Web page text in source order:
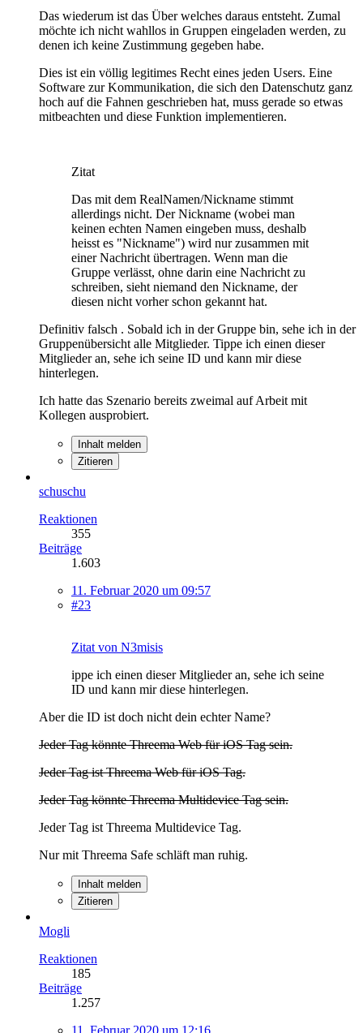
Das wiederum ist das Über welches daraus entsteht. Zumal
möchte ich nicht wahllos in Gruppen eingeladen werden, zu
denen ich keine Zustimmung gegeben habe.
Dies ist ein völlig legitimes Recht eines jeden Users. Eine
Software zur Kommunikation, die sich den Datenschutz ganz
hoch auf die Fahnen geschrieben hat, muss gerade so etwas
mitbeachten und diese Funktion implementieren.
Zitat
Das mit dem RealNamen/Nickname stimmt
allerdings nicht. Der Nickname (wobei man
keinen echten Namen eingeben muss, deshalb
heisst es "Nickname") wird nur zusammen mit
einer Nachricht übertragen. Wenn man die
Gruppe verlässt, ohne darin eine Nachricht zu
schreiben, sieht niemand den Nickname, der
diesen nicht vorher schon gekannt hat.
Definitiv falsch . Sobald ich in der Gruppe bin, sehe ich in der
Gruppenübersicht alle Mitglieder. Tippe ich einen dieser
Mitglieder an, sehe ich seine ID und kann mir diese
hinterlegen.
Ich hatte das Szenario bereits zweimal auf Arbeit mit
Kollegen ausprobiert.
Inhalt melden
Zitieren
schuschu
Reaktionen
355
Beiträge
1.603
11. Februar 2020 um 09:57
#23
Zitat von N3misis
ippe ich einen dieser Mitglieder an, sehe ich seine
ID und kann mir diese hinterlegen.
Aber die ID ist doch nicht dein echter Name?
Jeder Tag könnte Threema Web für iOS Tag sein.
Jeder Tag ist Threema Web für iOS Tag.
Jeder Tag könnte Threema Multidevice Tag sein.
Jeder Tag ist Threema Multidevice Tag.
Nur mit Threema Safe schläft man ruhig.
Inhalt melden
Zitieren
Mogli
Reaktionen
185
Beiträge
1.257
11. Februar 2020 um 12:16